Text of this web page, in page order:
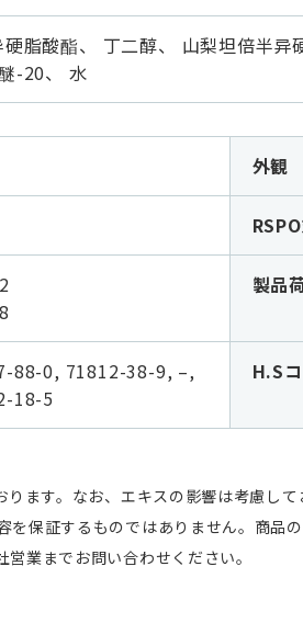
脂酸酯、 丁二醇、 山梨坦倍半
-20、 水
外観
製品
88-0, 71812-38-9, –,
18-5
H.S
ます。なお、エキスの影響は考慮して
保証するものではありません。商品
業までお問い合わせください。